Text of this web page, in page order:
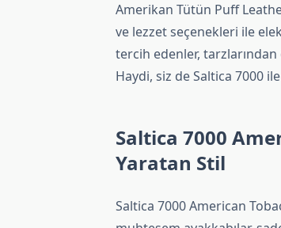
Amerikan Tütün Puff
ve lezzet seçenekleri ile
tercih edenler,
Haydi, siz de Saltica 7000
Saltica 7000
Yaratan Stil
Saltica 7000 American